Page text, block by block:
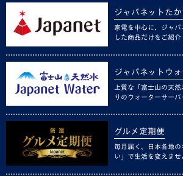
ジャパネットた
家電を中心に、ジャ
した商品だけをご紹介
ジャパネットウ
上質な「富士山の天
りのウォーターサーバ
グルメ定期便
毎月届く、日本各地
い」で生活を変えませ